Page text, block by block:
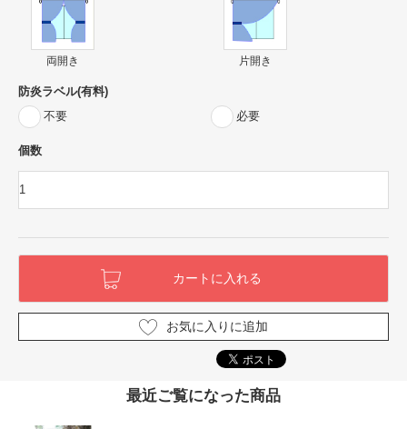
両開き 片開き
防炎ラベル(有料)
不要
必要
個数
お気に入りに追加
最近ご覧になった商品